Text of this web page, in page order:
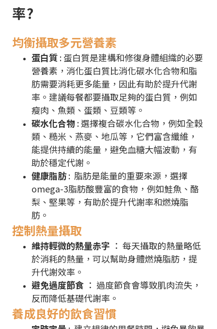
率?
均衡攝取多元營養素
蛋白質: 蛋白質是建構和修復身體組織的必要
營養素，消化蛋白質比消化碳水化合物和脂
肪需要消耗更多能量，因此有助於提升代謝
率。建議每餐都要攝取足夠的蛋白質，例如
瘦肉、魚類、蛋類、豆類等。
碳水化合物: 選擇複合碳水化合物，例如全穀
類、糙米、燕麥、地瓜等，它們富含纖維，
能提供持續的能量，避免血糖大幅波動，有
助於穩定代謝。
健康脂肪: 脂肪是能量的重要來源，選擇
omega-3脂肪酸豐富的食物，例如鮭魚、酪
梨、堅果等，有助於提升代謝率和燃燒脂
肪。
控制熱量攝取
維持輕微的熱量赤字 ： 每天攝取的熱量略低
於消耗的熱量，可以幫助身體燃燒脂肪，提
升代謝效率。
避免過度節食 ： 過度節食會導致肌肉流失，
反而降低基礎代謝率。
養成良好的飲食習慣